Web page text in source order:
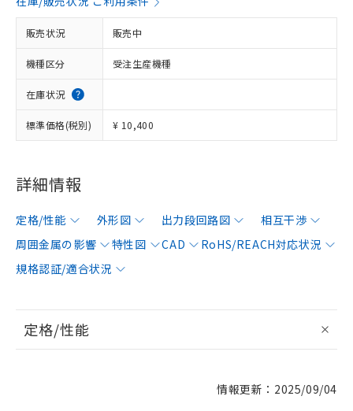
販売状況 販売中
機種区分 受注生産機種
在庫状況
標準価格(税別) ¥ 10,400
詳細情報
定格/性能 外形図 出力段回路図
相互干渉
周囲金属の影響
特性図 CAD
RoHS/REACH対応状況
規格認証/適合状況
定格/性能
情報更新：2025/09/04